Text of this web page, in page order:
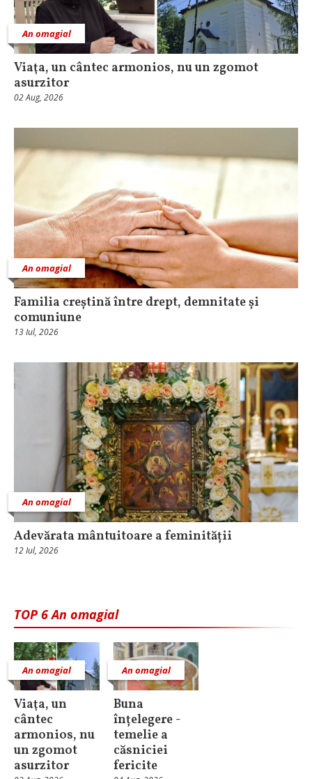
An omagial
Viaţa, un cântec armonios, nu un zgomot
asurzitor
02 Aug, 2026
An omagial
Familia creștină între drept, demnitate și
comuniune
13 Iul, 2026
An omagial
Adevărata mântuitoare a feminității
12 Iul, 2026
TOP 6 An omagial
An omagial
Viaţa, un
cântec
armonios, nu
un zgomot
asurzitor
An omagial
Buna
înțelegere -
temelie a
căsniciei
fericite